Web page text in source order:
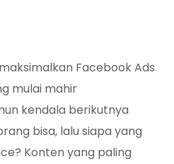
Facebook Ads
mulai mahir
kendala berikutnya
bisa, lalu siapa yang
Konten yang paling